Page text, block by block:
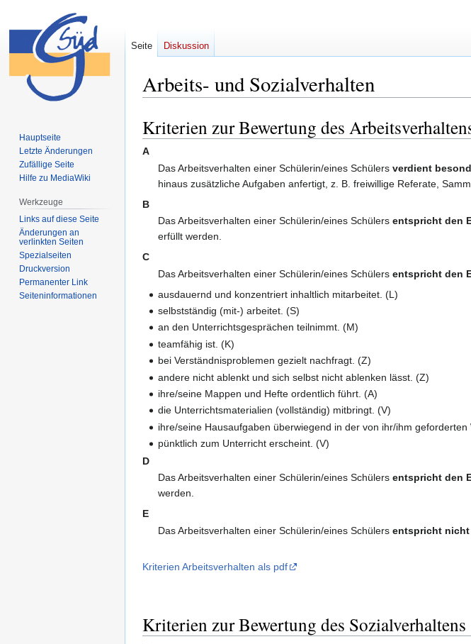
Arbeits- und Sozialverhalten
Zur
Navigation
springen
Zur
Suche
springen
Kriterien zur Bewertung des
A
Das Arbeitsverhalten einer Schülerin/eines Schülersverdient
hinaus zusätzliche Aufgaben anfertigt, z. B. freiwillige Referate,
B
Das Arbeitsverhalten einer Schülerin/eines Schülersentspricht den
erfüllt werden.
C
Das Arbeitsverhalten einer Schülerin/eines Schülersentspricht den
ausdauernd und konzentriert inhaltlich mitarbeitet. (L)
selbstständig (mit-) arbeitet. (S)
an den Unterrichtsgesprächen teilnimmt. (M)
teamfähig ist. (K)
bei Verständnisproblemen gezielt nachfragt. (Z)
andere nicht ablenkt und sich selbst nicht ablenken lässt. (Z)
ihre/seine Mappen und Hefte ordentlich führt. (A)
die Unterrichtsmaterialien (vollständig) mitbringt. (V)
ihre/seine Hausaufgaben überwiegend in der von ihr/ihm geforderten
pünktlich zum Unterricht erscheint. (V)
D
Das Arbeitsverhalten einer Schülerin/eines Schülersentspricht den
werden.
E
Das Arbeitsverhalten einer Schülerin/eines Schülersentspricht nicht
Kriterien Arbeitsverhalten als pdf
Kriterien zur Bewertung des Sozialverhaltens
Seite Diskussion
Hauptseite
Letzte Änderungen
Zufällige Seite
Hilfe zu MediaWiki
Werkzeuge
Links auf diese Seite
Änderungen an
verlinkten Seiten
Spezialseiten
Druckversion
Permanenter Link
Seiten­informationen